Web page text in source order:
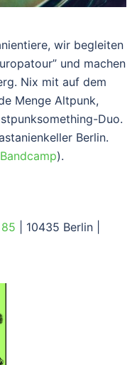
wir begleiten
und machen
Nix mit auf dem
Menge Altpunk,
Duo.
Berlin.
Bandcamp).
| 10435 Berlin |